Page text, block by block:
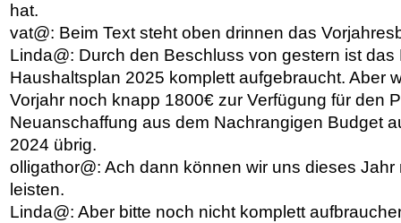
hat.
vat@: Beim Text steht oben drinnen das
Linda@: Durch den Beschluss von gestern ist
Haushaltsplan 2025 komplett aufgebraucht. Aber
Vorjahr noch knapp 1800€ zur Verfügung für den
Neuanschaffung aus dem Nachrangigen Budget
2024 übrig.
olligathor@: Ach dann können wir uns dieses
leisten.
Linda@: Aber bitte noch nicht komplett